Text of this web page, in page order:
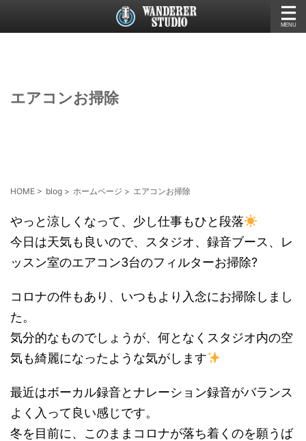
エアコンお掃除
HOME > blog > ホームページ > エアコンお掃除
やっと涼しくなって、少し仕事もひと段落
今日は天気も良いので、スタジオ、録音ブース、レ
ッスン室のエアコン3台のフィルターお掃除?
コロナの件もあり、いつもより入念にお掃除しまし
た。
気分的なものでしょうが、何となくスタジオ内の空
気も綺麗になったような気がします
最近はボーカル録音とナレーション録音がバランス
よく入って良い感じです。
冬を目前に、このままコロナが落ち着くのを願うば